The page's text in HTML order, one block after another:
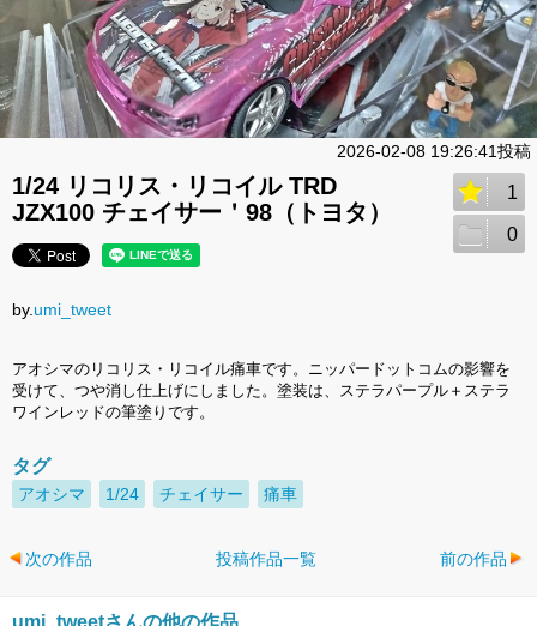
2026-02-08 19:26:41投稿
1/24 リコリス・リコイル TRD
JZX100 チェイサー＇98（トヨタ）
1
0
by.umi_tweet
アオシマのリコリス・リコイル痛車です。ニッパードットコムの影響を
受けて、つや消し仕上げにしました。塗装は、ステラパープル＋ステラ
ワインレッドの筆塗りです。
タグ
アオシマ 1/24 チェイサー 痛車
次の作品 投稿作品一覧 前の作品
umi_tweetさんの他の作品